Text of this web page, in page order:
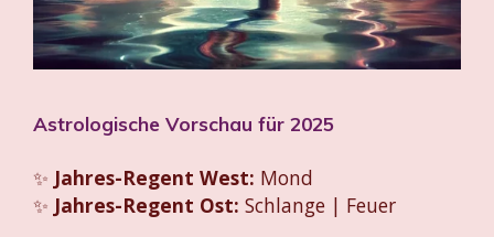
Astrologische Vorschau für 2025
✨ Jahres-Regent West: Mond
✨ Jahres-Regent Ost: Schlange | Feuer